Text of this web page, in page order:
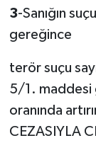
3-Sanığın
gereğince
terör suçu
5/1. maddesi
oranında
CEZASIYLA